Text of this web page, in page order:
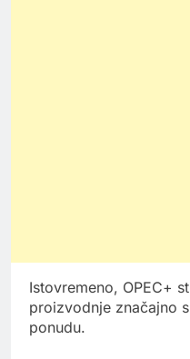
Istovremeno, OPEC+
proizvodnje značajno
ponudu.